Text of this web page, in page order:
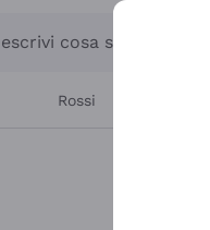
cosa stai cercando
Rossi